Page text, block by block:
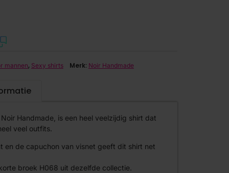
mannen, Sexy shirts Merk: Noir Handmade
Handmade, is een heel veelzijdig shirt dat
veel outfits.
en de capuchon van visnet geeft dit shirt net
broek H068 uit dezelfde collectie.